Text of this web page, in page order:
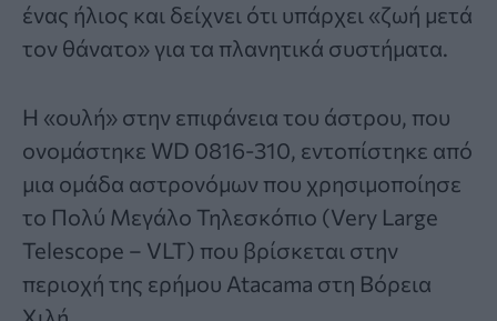
ένας ήλιος και δείχνει ότι υπάρχει «ζωή μετά
τον θάνατο» για τα πλανητικά συστήματα.
Η «ουλή» στην επιφάνεια του άστρου, που
ονομάστηκε WD 0816-310, εντοπίστηκε από
μια ομάδα αστρονόμων που χρησιμοποίησε
το Πολύ Μεγάλο Τηλεσκόπιο (Very Large
Telescope – VLT) που βρίσκεται στην
περιοχή της ερήμου Atacama στη Βόρεια